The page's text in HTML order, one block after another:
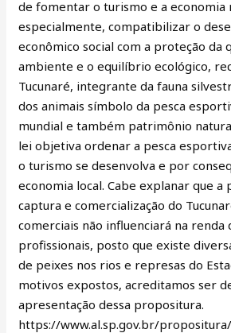
de fomentar o turismo e a economia
especialmente, compatibilizar o
econômico social com a proteção da
ambiente e o equilíbrio ecológico,
Tucunaré, integrante da fauna
dos animais símbolo da pesca
mundial e também patrimônio
lei objetiva ordenar a pesca
o turismo se desenvolva e por
economia local. Cabe explanar que a
captura e comercialização do
comerciais não influenciará na renda
profissionais, posto que existe
de peixes nos rios e represas do
motivos expostos, acreditamos ser
apresentação dessa propositura.
https://www.al.sp.gov.br/